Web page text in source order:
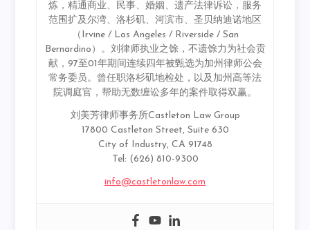
炼，精通商业、民事、婚姻、遗产法律诉讼，服务
范围扩及尔湾、洛杉矶、河滨市、圣贝纳迪诺地区
（Irvine / Los Angeles / Riverside / San
Bernardino）。刘律师执业之馀，不遗馀力为社会贡
献，97至01年期间连续四年被甄选为加州律师公会
常务委员。曾任职洛杉矶地检处，以及加州高等法
院调庭官，帮助无数缠讼多年的案件取得双赢。
刘美芳律师事务所Castleton Law Group
17800 Castleton Street, Suite 630
City of Industry, CA 91748
Tel: (626) 810-9300
info@castletonlaw.com